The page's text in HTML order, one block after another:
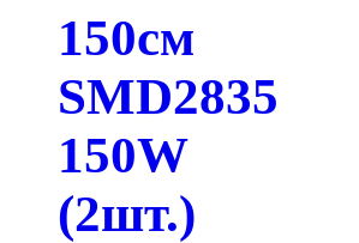
150см
SMD2835
150W
(2шт.)